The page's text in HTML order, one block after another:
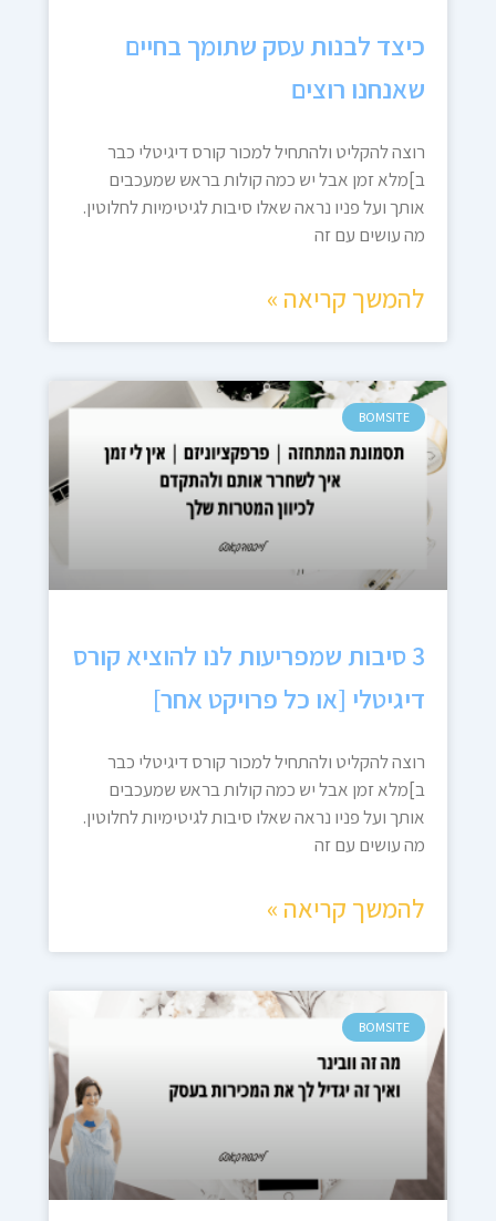
כיצד לבנות עסק שתומך בחיים
שאנחנו רוצים
רוצה להקליט ולהתחיל למכור קורס דיגיטלי כבר
ב]מלא זמן אבל יש כמה קולות בראש שמעכבים
אותך ועל פניו נראה שאלו סיבות לגיטימיות לחלוטין.
מה עושים עם זה
להמשך קריאה »
BOMSITE
3 סיבות שמפריעות לנו להוציא קורס
דיגיטלי [או כל פרויקט אחר]
רוצה להקליט ולהתחיל למכור קורס דיגיטלי כבר
ב]מלא זמן אבל יש כמה קולות בראש שמעכבים
אותך ועל פניו נראה שאלו סיבות לגיטימיות לחלוטין.
מה עושים עם זה
להמשך קריאה »
BOMSITE